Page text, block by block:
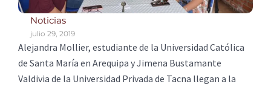
Noticias
julio 29, 2019
Alejandra Mollier, estudiante de la Universidad Católica
de Santa María en Arequipa y Jimena Bustamante
Valdivia de la Universidad Privada de Tacna llegan a la